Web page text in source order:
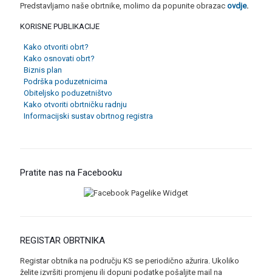
Predstavljamo naše obrtnike, molimo da popunite obrazac ovdje.
KORISNE PUBLIKACIJE
Kako otvoriti obrt?
Kako osnovati obrt?
Biznis plan
Podrška poduzetnicima
Obiteljsko poduzetništvo
Kako otvoriti obrtničku radnju
Informacijski sustav obrtnog registra
Pratite nas na Facebooku
REGISTAR OBRTNIKA
Registar obtnika na području KS se periodično ažurira. Ukoliko
želite izvršiti promjenu ili dopuni podatke pošaljite mail na